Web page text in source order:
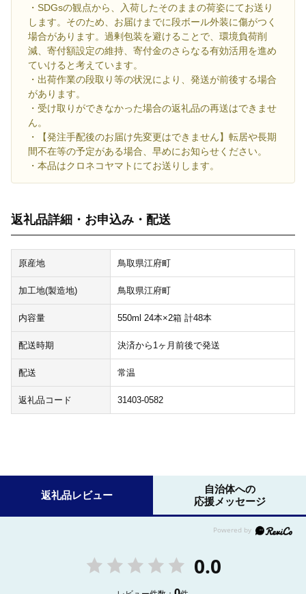
・SDGsの観点から、入荷したそのままの荷姿にてお送り
します。そのため、お届けまでに段ボール外装に傷がつく
場合があります。過剰包装を避けることで、環境負荷削
減、寄付額設定の維持、寄付金のさらなる有効活用を進め
ていけると考えています。
・出荷作業の段取り等の状況により、発送が前後する場合
があります。
・受け取りができなかった場合の返礼品の再送はできませ
ん。
・【発注手配後のお届け先変更はできません】転居や長期
間不在等の予定がある場合、早めにお知らせください。
・本品はクロネコヤマトにてお送りします。
返礼品詳細・お申込み・配送
原産地 鳥取県江府町
加工地(製造地) 鳥取県江府町
内容量 550ml 24本×2箱 計48本
配送時期 決済から1ヶ月前後で発送
配送 常温
返礼品コード 31403-0582
返礼品レビュー
自治体への
応援メッセージ
0.0